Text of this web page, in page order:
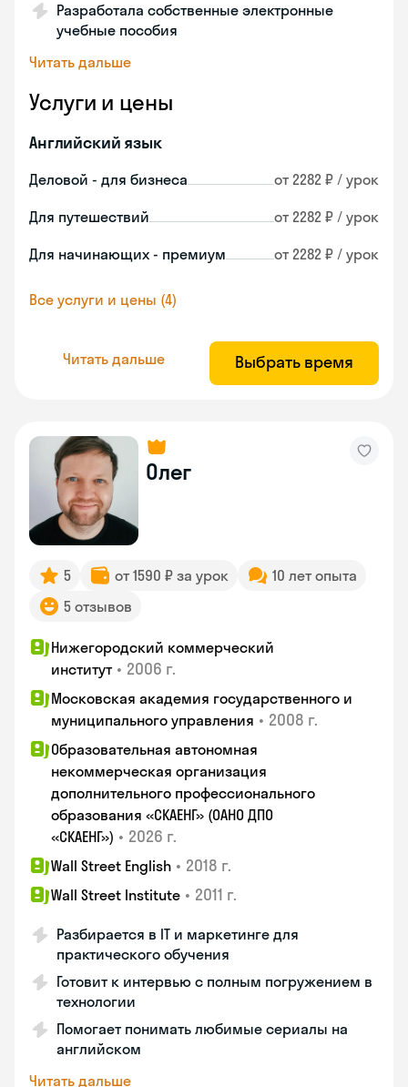
Разработала собственные электронные
учебные пособия
Читать дальше
Услуги и цены
Английский язык
Деловой - для бизнеса от 2282 ₽ / урок
Для путешествий от 2282 ₽ / урок
Для начинающих - премиум от 2282 ₽ / урок
Все услуги и цены (4)
Читать дальше Выбрать время
Олег
5 от 1590 ₽ за урок
10 лет опыта
5 отзывов
Нижегородский коммерческий
институт • 2006 г.
Московская академия государственного и
муниципального управления • 2008 г.
Образовательная автономная
некоммерческая организация
дополнительного профессионального
образования «СКАЕНГ» (ОАНО ДПО
«СКАЕНГ») • 2026 г.
Wall Street English • 2018 г.
Wall Street Institute • 2011 г.
Разбирается в IT и маркетинге для
практического обучения
Готовит к интервью с полным погружением в
технологии
Помогает понимать любимые сериалы на
английском
Читать дальше